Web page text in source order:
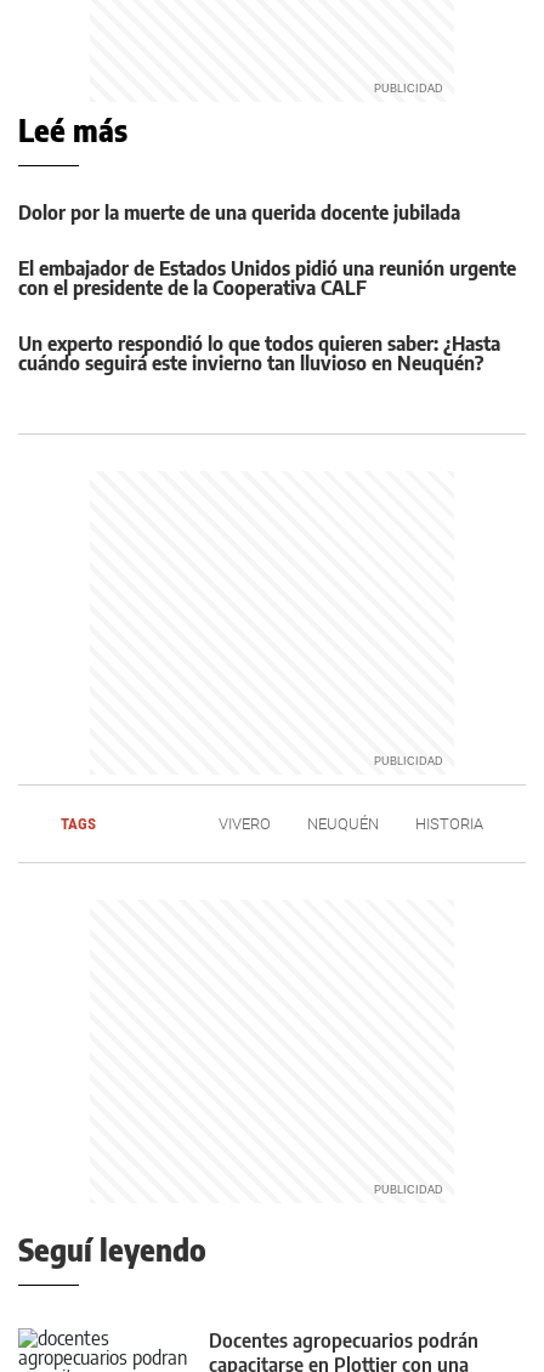
Leé más
Dolor por la muerte de una querida docente jubilada
El embajador de Estados Unidos pidió una reunión urgente
con el presidente de la Cooperativa CALF
Un experto respondió lo que todos quieren saber: ¿Hasta
cuándo seguirá este invierno tan lluvioso en Neuquén?
TAGS VIVERO NEUQUÉN HISTORIA
Seguí leyendo
Docentes agropecuarios podrán
capacitarse en Plottier con una